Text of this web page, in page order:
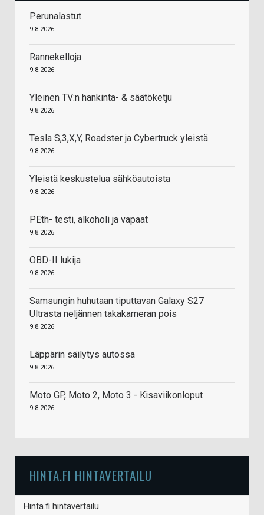
Perunalastut
9.8.2026
Rannekelloja
9.8.2026
Yleinen TV:n hankinta- & säätöketju
9.8.2026
Tesla S,3,X,Y, Roadster ja Cybertruck yleistä
9.8.2026
Yleistä keskustelua sähköautoista
9.8.2026
PEth- testi, alkoholi ja vapaat
9.8.2026
OBD-II lukija
9.8.2026
Samsungin huhutaan tiputtavan Galaxy S27
Ultrasta neljännen takakameran pois
9.8.2026
Läppärin säilytys autossa
9.8.2026
Moto GP, Moto 2, Moto 3 - Kisaviikonloput
9.8.2026
HINTA.FI HINTAVERTAILU
Hinta.fi hintavertailu